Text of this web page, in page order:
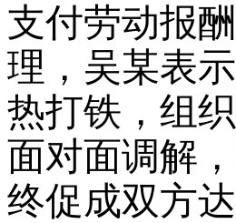
支付劳动报
理，吴某表
热打铁，组
面对面调解
终促成双方